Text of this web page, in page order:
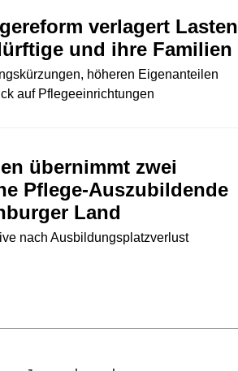
verlagert Lasten
und ihre Familien
höheren Eigenanteilen
auf Pflegeeinrichtungen
übernimmt zwei
Pflege-Auszubildende
Land
nach Ausbildungsplatzverlust